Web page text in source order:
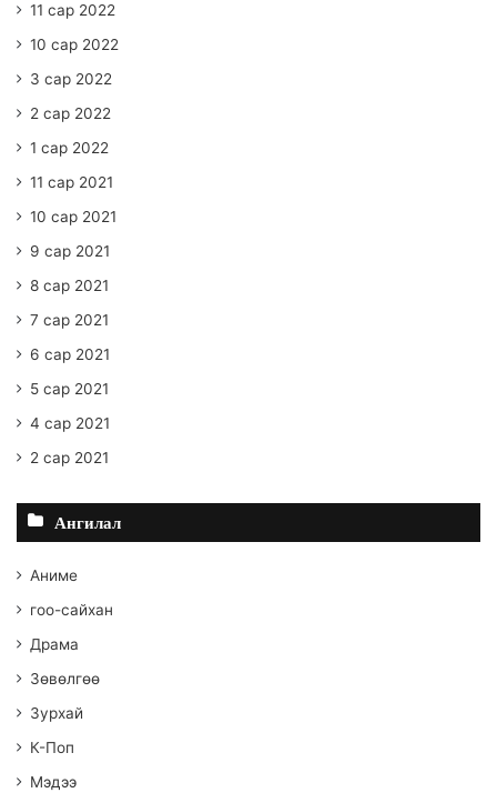
11 сар 2022
10 сар 2022
3 сар 2022
2 сар 2022
1 сар 2022
11 сар 2021
10 сар 2021
9 сар 2021
8 сар 2021
7 сар 2021
6 сар 2021
5 сар 2021
4 сар 2021
2 сар 2021
Ангилал
Аниме
гоо-сайхан
Драма
Зөвөлгөө
Зурхай
К-Поп
Мэдээ